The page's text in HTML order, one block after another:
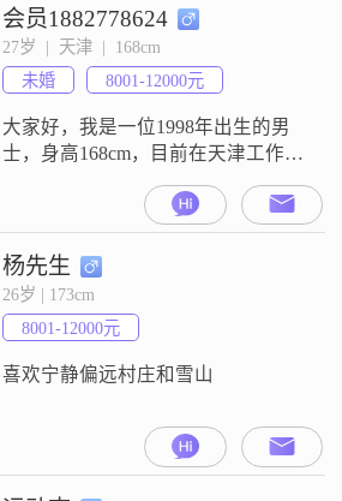
自己是个挺不错的人呢##3002##我
很稳重可靠，答应的事情就一定会
做到##3002##而且我还很幽默风
趣，能给身边的人带来不少欢
会员1882778624
27岁  |  天津  |  168cm
未婚
8001-12000元
大家好，我是一位1998年出生的男
士，身高168cm，目前在天津工作，
##3002##我拥有大专学历，性格上
我比较稳重可靠，随和易相处，乐
观积极，也喜欢用幽默来调节气氛
##3002##我对自己的事业有着明确
的追求，希望能够取得成功
##3002##生活中的我是个电影爱好
者，喜欢看各种类型
杨先生
26岁 | 173cm
8001-12000元
喜欢宁静偏远村庄和雪山